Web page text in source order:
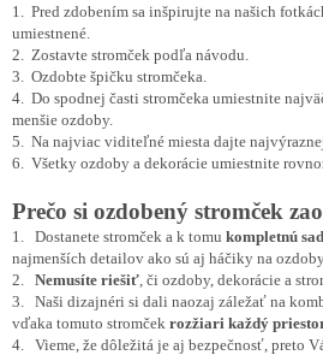
1. Pred zdobením sa inšpirujte na našich
umiestnené.
2. Zostavte stromček podľa návodu.
3. Ozdobte špičku stromčeka.
4. Do spodnej časti stromčeka umiestnite
menšie ozdoby.
5. Na najviac viditeľné miesta dajte
6. Všetky ozdoby a dekorácie umiestnite
Prečo si ozdobený stromček
1. Dostanete stromček a k tomu kompletnú
najmenších detailov ako sú aj háčiky na
2.
Nemusíte riešiť , či ozdoby, dekorácie a
3. Naši dizajnéri si dali naozaj záležať na
vďaka tomuto stromček rozžiari každý
4 . Vieme, že dôležitá je aj bezpečnosť, preto